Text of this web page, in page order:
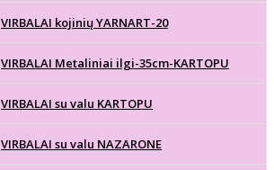
VIRBALAI kojinių YARNART-20
VIRBALAI Metaliniai ilgi-35cm-KARTOPU
VIRBALAI su valu KARTOPU
VIRBALAI su valu NAZARONE